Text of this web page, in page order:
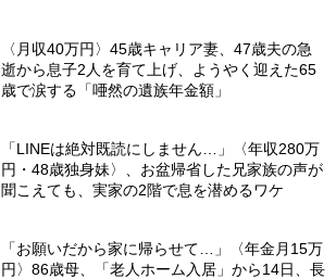
〈月収40万円〉45歳キャリア妻、47歳夫の急
逝から息子2人を育て上げ、ようやく迎えた65
歳で涙する「唖然の遺族年金額」
「LINEは絶対既読にしません…」〈年収280万
円・48歳独身妹〉、お盆帰省した兄家族の声が
聞こえても、実家の2階で息を潜めるワケ
「お願いだから家に帰らせて…」〈年金月15万
円〉86歳母、「老人ホーム入居」から14日、長